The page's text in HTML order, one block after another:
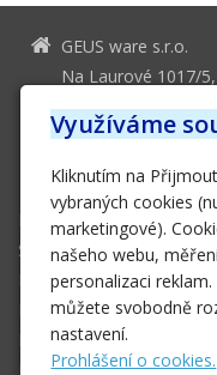
GEUS ware s.r.o.
Na Laurové 1017/
geus@geus.cz
251 552 161
Domů
Software
Hardware
E-SHOP
Podpora
Ke stažení
Využíváme
Kliknutím na
vybraných cookies
marketingové).
našeho webu,
personalizaci
můžete svobodně
nastavení.
Prohlášení o cookies.